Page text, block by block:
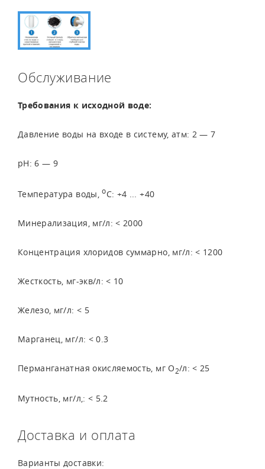
Обслуживание
Требования к исходной воде:
Давление воды на входе в систему, атм: 2 — 7
pH: 6 — 9
Температура воды,oC: +4 ... +40
Минерализация, мг/л: < 2000
Концентрация хлоридов суммарно, мг/л: < 1200
Жесткость, мг-экв/л: < 10
Железо, мг/л: < 5
Марганец, мг/л: < 0.3
Перманганатная окисляемость, мг О 2/л: < 25
Мутность, мг/л,: < 5.2
Доставка и оплата
Варианты доставки: